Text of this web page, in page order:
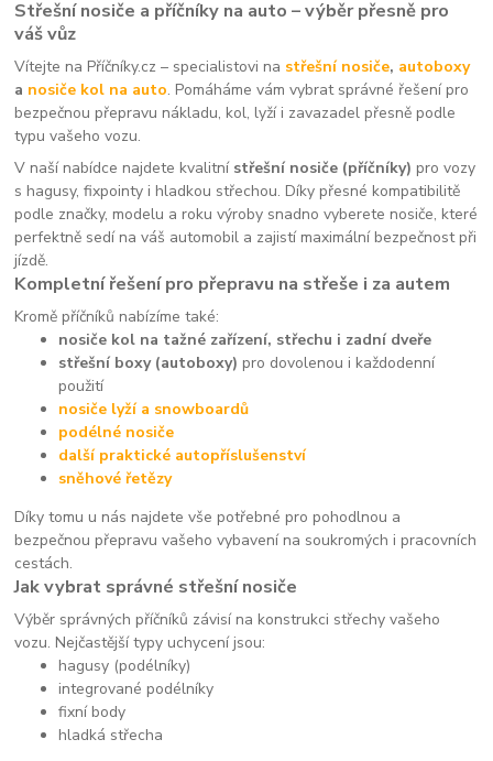
Střešní nosiče a příčníky na auto – výběr přesně pro
váš vůz
Vítejte na Příčníky.cz – specialistovi na střešní nosiče, autoboxy
a nosiče kol na auto. Pomáháme vám vybrat správné řešení pro
bezpečnou přepravu nákladu, kol, lyží i zavazadel přesně podle
typu vašeho vozu.
V naší nabídce najdete kvalitní střešní nosiče (příčníky) pro vozy
s hagusy, fixpointy i hladkou střechou. Díky přesné kompatibilitě
podle značky, modelu a roku výroby snadno vyberete nosiče, které
perfektně sedí na váš automobil a zajistí maximální bezpečnost při
jízdě.
Kompletní řešení pro přepravu na střeše i za autem
Kromě příčníků nabízíme také:
nosiče kol na tažné zařízení, střechu i zadní dveře
střešní boxy (autoboxy) pro dovolenou i každodenní
použití
nosiče lyží a snowboardů
podélné nosiče
další praktické autopříslušenství
sněhové řetězy
Díky tomu u nás najdete vše potřebné pro pohodlnou a
bezpečnou přepravu vašeho vybavení na soukromých i pracovních
cestách.
Jak vybrat správné střešní nosiče
Výběr správných příčníků závisí na konstrukci střechy vašeho
vozu. Nejčastější typy uchycení jsou:
hagusy (podélníky)
integrované podélníky
fixní body
hladká střecha